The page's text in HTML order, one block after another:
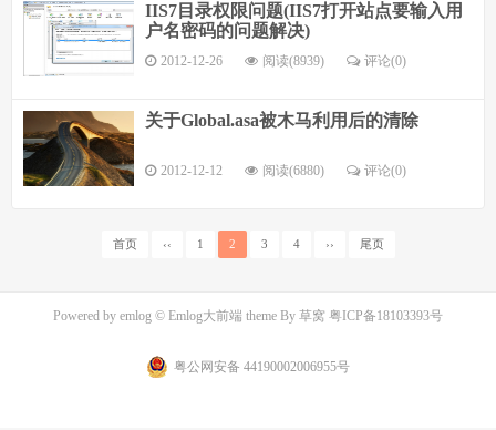
IIS7目录权限问题(IIS7打开站点要输入用
户名密码的问题解决)
2012-12-26 阅读(8939) 评论(0)
关于Global.asa被木马利用后的清除
2012-12-12 阅读(6880) 评论(0)
首页 ‹‹ 1 2 3 4 ›› 尾页
Powered by emlog © Emlog大前端 theme By 草窝 粤ICP备18103393号
粤公网安备 44190002006955号